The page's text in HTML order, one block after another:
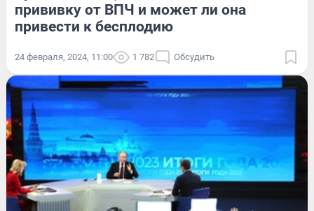
прививку от ВПЧ и может ли она
привести к бесплодию
24 февраля, 2024, 11:00 1 782 Обсудить